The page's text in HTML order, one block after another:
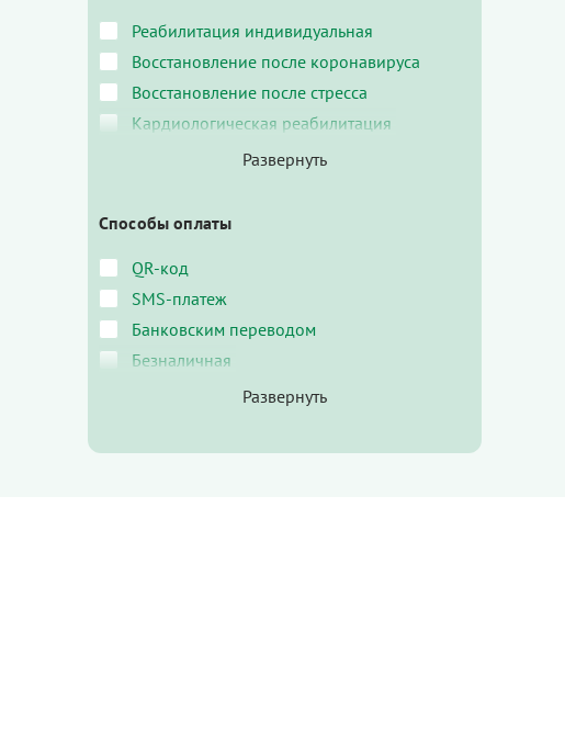
Реабилитация индивидуальная
Восстановление после коронавируса
Восстановление после стресса
Кардиологическая реабилитация
Способы оплаты
QR-код
SMS-платеж
Банковским переводом
Безналичная